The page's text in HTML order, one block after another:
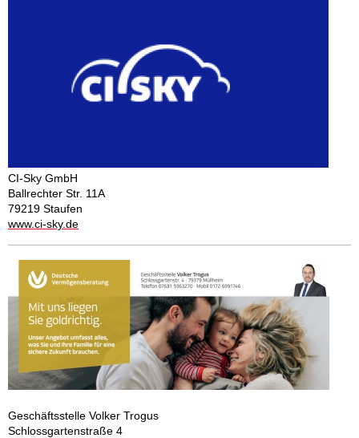
CI-Sky GmbH
Ballrechter Str. 11A
79219 Staufen
www.ci-sky.de
Geschäftsstelle Volker Trogus
Schlossgartenstraße 4